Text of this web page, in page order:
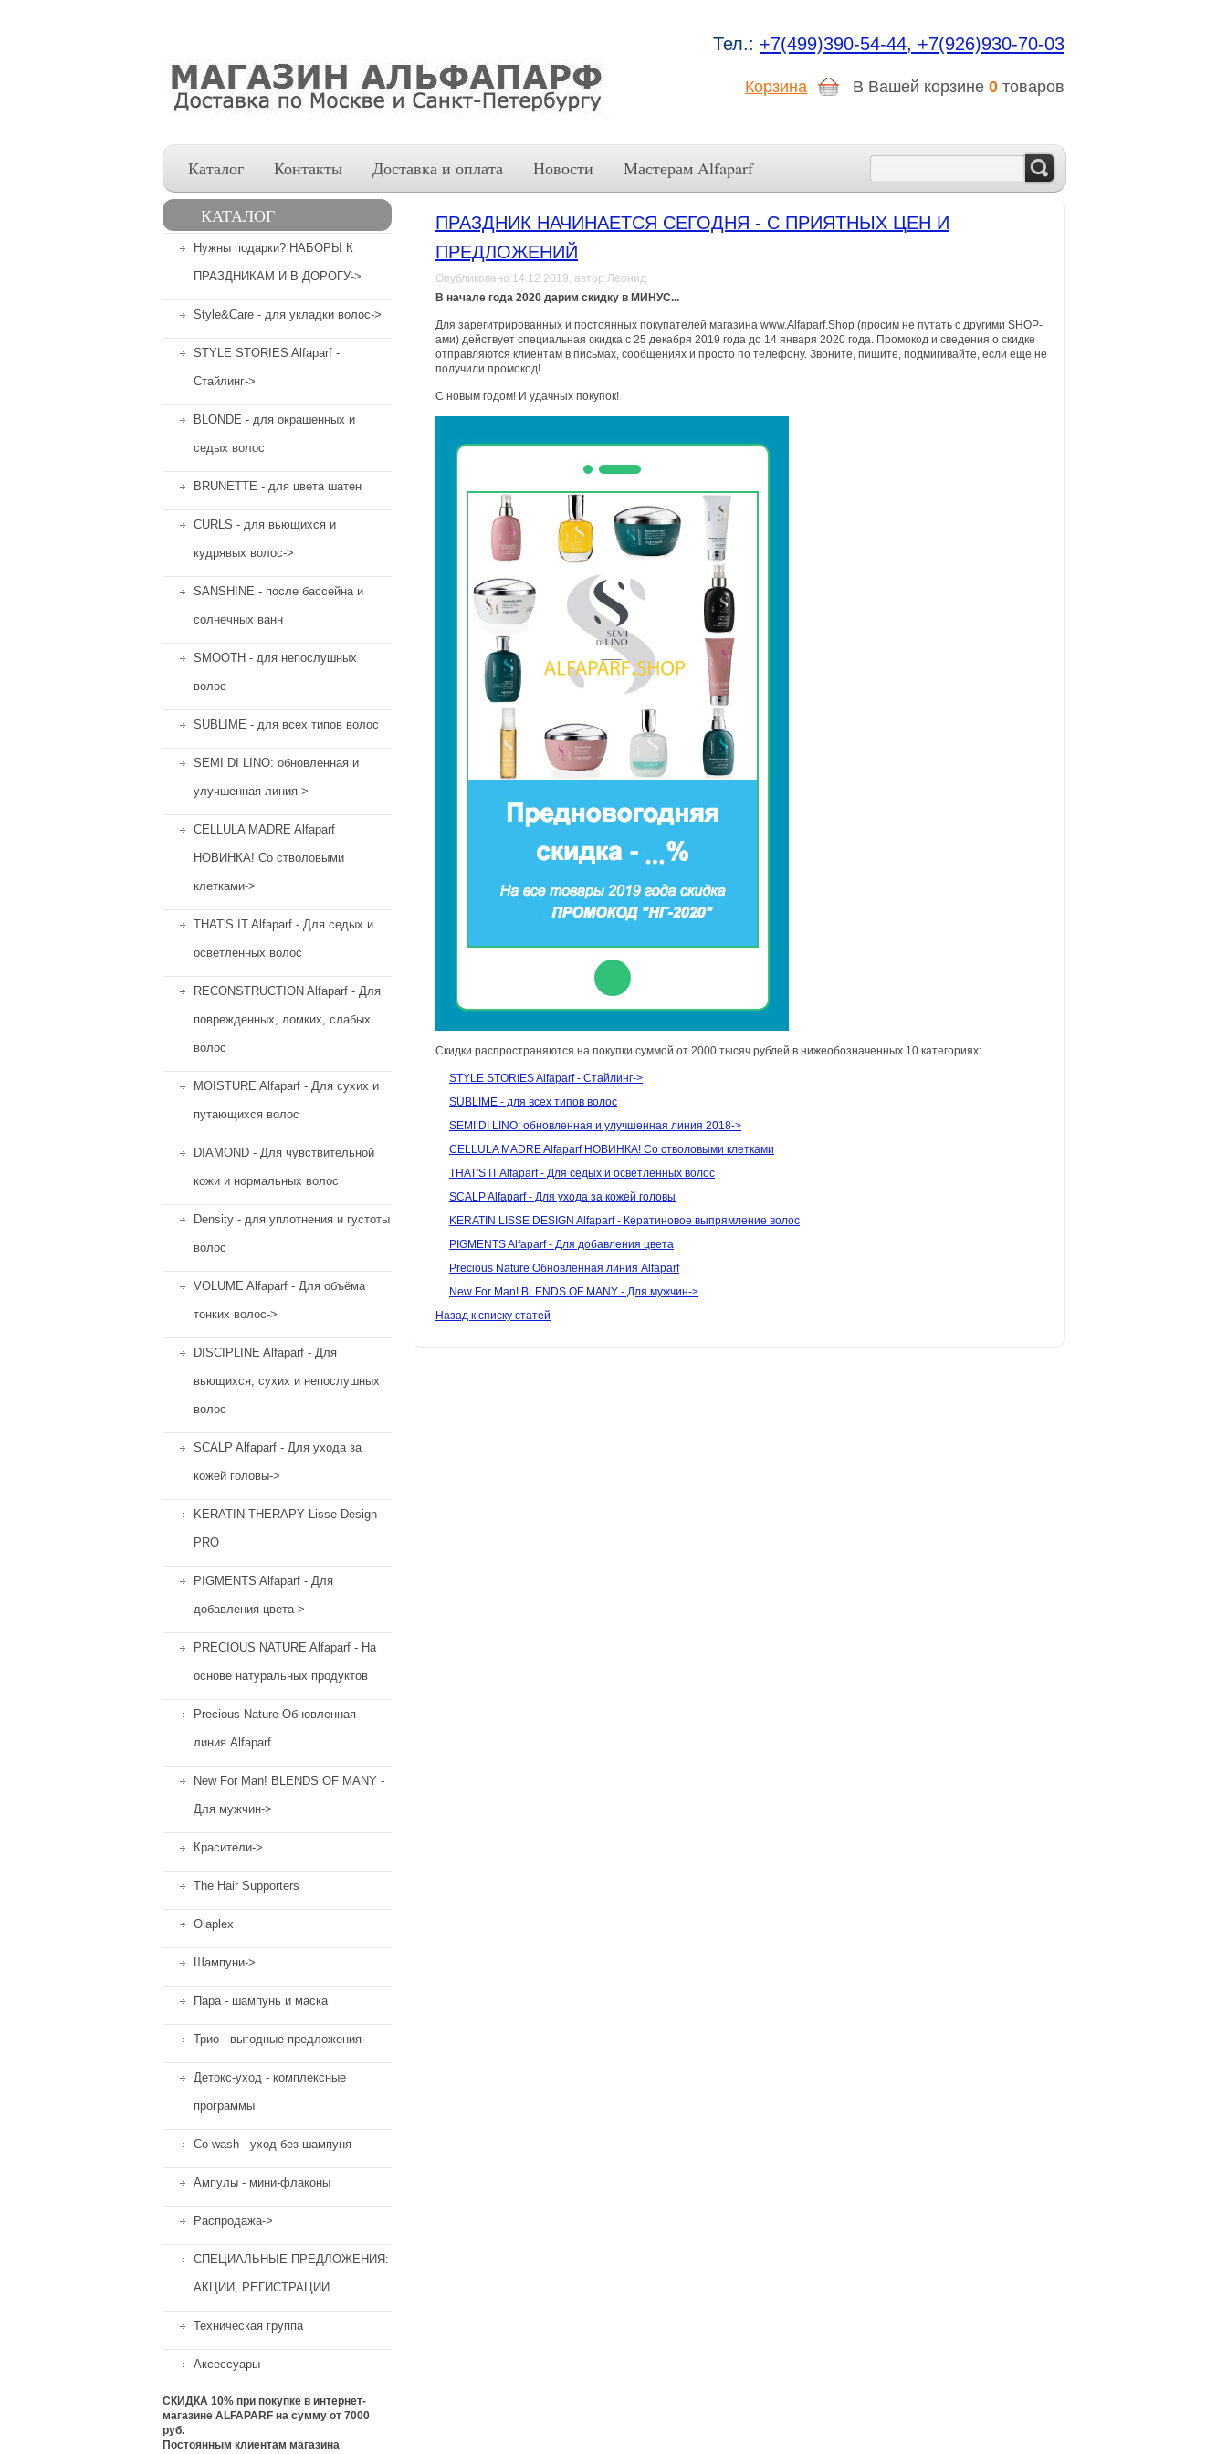
Тел.: +7(499)390-54-44, +7(926)930-70-03
Корзина В Вашей корзине 0 товаров
Каталог Контакты Доставка и оплата Новости Мастерам Alfaparf
КАТАЛОГ
Нужны подарки? НАБОРЫ К
ПРАЗДНИКАМ И В ДОРОГУ->
Style&Care - для укладки волос->
STYLE STORIES Alfaparf -
Стайлинг->
BLONDE - для окрашенных и
седых волос
BRUNETTE - для цвета шатен
CURLS - для вьющихся и
кудрявых волос->
SANSHINE - после бассейна и
солнечных ванн
SMOOTH - для непослушных
волос
SUBLIME - для всех типов волос
SEMI DI LINO: обновленная и
улучшенная линия->
CELLULA MADRE Alfaparf
НОВИНКА! Со стволовыми
клетками->
THAT'S IT Alfaparf - Для седых и
осветленных волос
RECONSTRUCTION Alfaparf - Для
поврежденных, ломких, слабых
волос
MOISTURE Alfaparf - Для сухих и
путающихся волос
DIAMOND - Для чувствительной
кожи и нормальных волос
Density - для уплотнения и густоты
волос
VOLUME Alfaparf - Для объёма
тонких волос->
DISCIPLINE Alfaparf - Для
вьющихся, сухих и непослушных
волос
SCALP Alfaparf - Для ухода за
кожей головы->
KERATIN THERAPY Lisse Design -
PRO
PIGMENTS Alfaparf - Для
добавления цвета->
PRECIOUS NATURE Alfaparf - На
основе натуральных продуктов
Precious Nature Обновленная
линия Alfaparf
New For Man! BLENDS OF MANY -
Для мужчин->
Красители->
The Hair Supporters
Olaplex
Шампуни->
Пара - шампунь и маска
Трио - выгодные предложения
Детокс-уход - комплексные
программы
Co-wash - уход без шампуня
Ампулы - мини-флаконы
Распродажа->
СПЕЦИАЛЬНЫЕ ПРЕДЛОЖЕНИЯ:
АКЦИИ, РЕГИСТРАЦИИ
Техническая группа
Аксессуары
СКИДКА 10% при покупке в интернет-
магазине ALFAPARF на сумму от 7000
руб.
Постоянным клиентам магазина
ПРАЗДНИК НАЧИНАЕТСЯ СЕГОДНЯ - С ПРИЯТНЫХ ЦЕН И
ПРЕДЛОЖЕНИЙ
Опубликовано 14.12.2019, автор Леонид
В начале года 2020 дарим скидку в МИНУС...
Для зарегитрированных и постоянных покупателей магазина www.Alfaparf.Shop (просим не путать с другими SHOP-
ами) действует специальная скидка с 25 декабря 2019 года до 14 января 2020 года. Промокод и сведения о скидке
отправляются клиентам в письмах, сообщениях и просто по телефону. Звоните, пишите, подмигивайте, если еще не
получили промокод!
С новым годом! И удачных покупок!
Скидки распространяются на покупки суммой от 2000 тысяч рублей в нижеобозначенных 10 категориях:
STYLE STORIES Alfaparf - Стайлинг->
SUBLIME - для всех типов волос
SEMI DI LINO: обновленная и улучшенная линия 2018->
CELLULA MADRE Alfaparf НОВИНКА! Со стволовыми клетками
THAT'S IT Alfaparf - Для седых и осветленных волос
SCALP Alfaparf - Для ухода за кожей головы
KERATIN LISSE DESIGN Alfaparf - Кератиновое выпрямление волос
PIGMENTS Alfaparf - Для добавления цвета
Precious Nature Обновленная линия Alfaparf
New For Man! BLENDS OF MANY - Для мужчин->
Назад к списку статей